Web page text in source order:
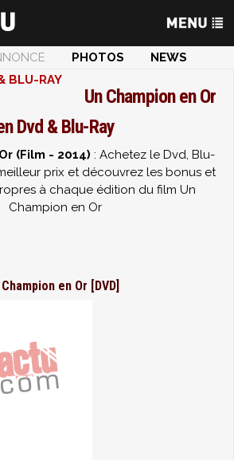
PHOTOS
NEWS
BLU-RAY
Un Champion en Or
Dvd & Blu-Ray
(Film - 2014) : Achetez le Dvd, Blu-
prix et découvrez les bonus et
à chaque édition du film Un
Champion en Or
Champion en Or [DVD]